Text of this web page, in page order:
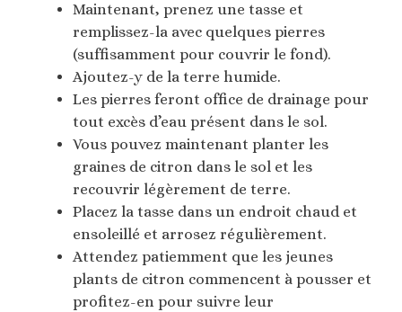
Maintenant, prenez une tasse et
remplissez-la avec quelques pierres
(suffisamment pour couvrir le fond).
Ajoutez-y de la terre humide.
Les pierres feront office de drainage pour
tout excès d’eau présent dans le sol.
Vous pouvez maintenant planter les
graines de citron dans le sol et les
recouvrir légèrement de terre.
Placez la tasse dans un endroit chaud et
ensoleillé et arrosez régulièrement.
Attendez patiemment que les jeunes
plants de citron commencent à pousser et
profitez-en pour suivre leur